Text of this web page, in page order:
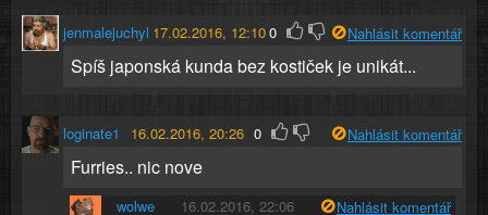
jenmalejuchyl 17.02.2016, 12:100 Nahlásit komentář
Spíš japonská kunda bez kostiček je unikát...
loginate1 16.02.2016, 20:26 0 Nahlásit komentář
Furries.. nic nove
wolwe 16.02.2016, 22:06 Nahlásit komentář